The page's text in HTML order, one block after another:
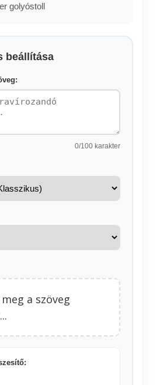
golyóstoll
beállítása
0/100 karakter
a szöveg